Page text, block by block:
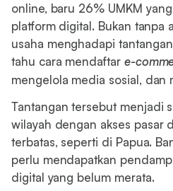
online, baru 26% UMKM
platform digital. Bukan tanpa
usaha menghadapi
tahu cara mendaftar e-
mengelola media sosial, dan
Tantangan tersebut menjadi
wilayah dengan akses pasar
terbatas, seperti di Papua.
perlu mendapatkan
digital yang belum merata.